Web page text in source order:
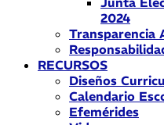
2024
Transparencia
RECURSOS
Diseños
Calendario
Efemérides